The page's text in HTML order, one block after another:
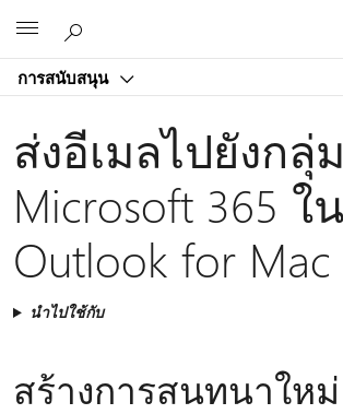
การสนับสนุน
ส่งอีเมลไปยังกลุ่ม
Microsoft 365 ใน
Outlook for Mac
นำไปใช้กับ
สร้างการสนทนาใหม่